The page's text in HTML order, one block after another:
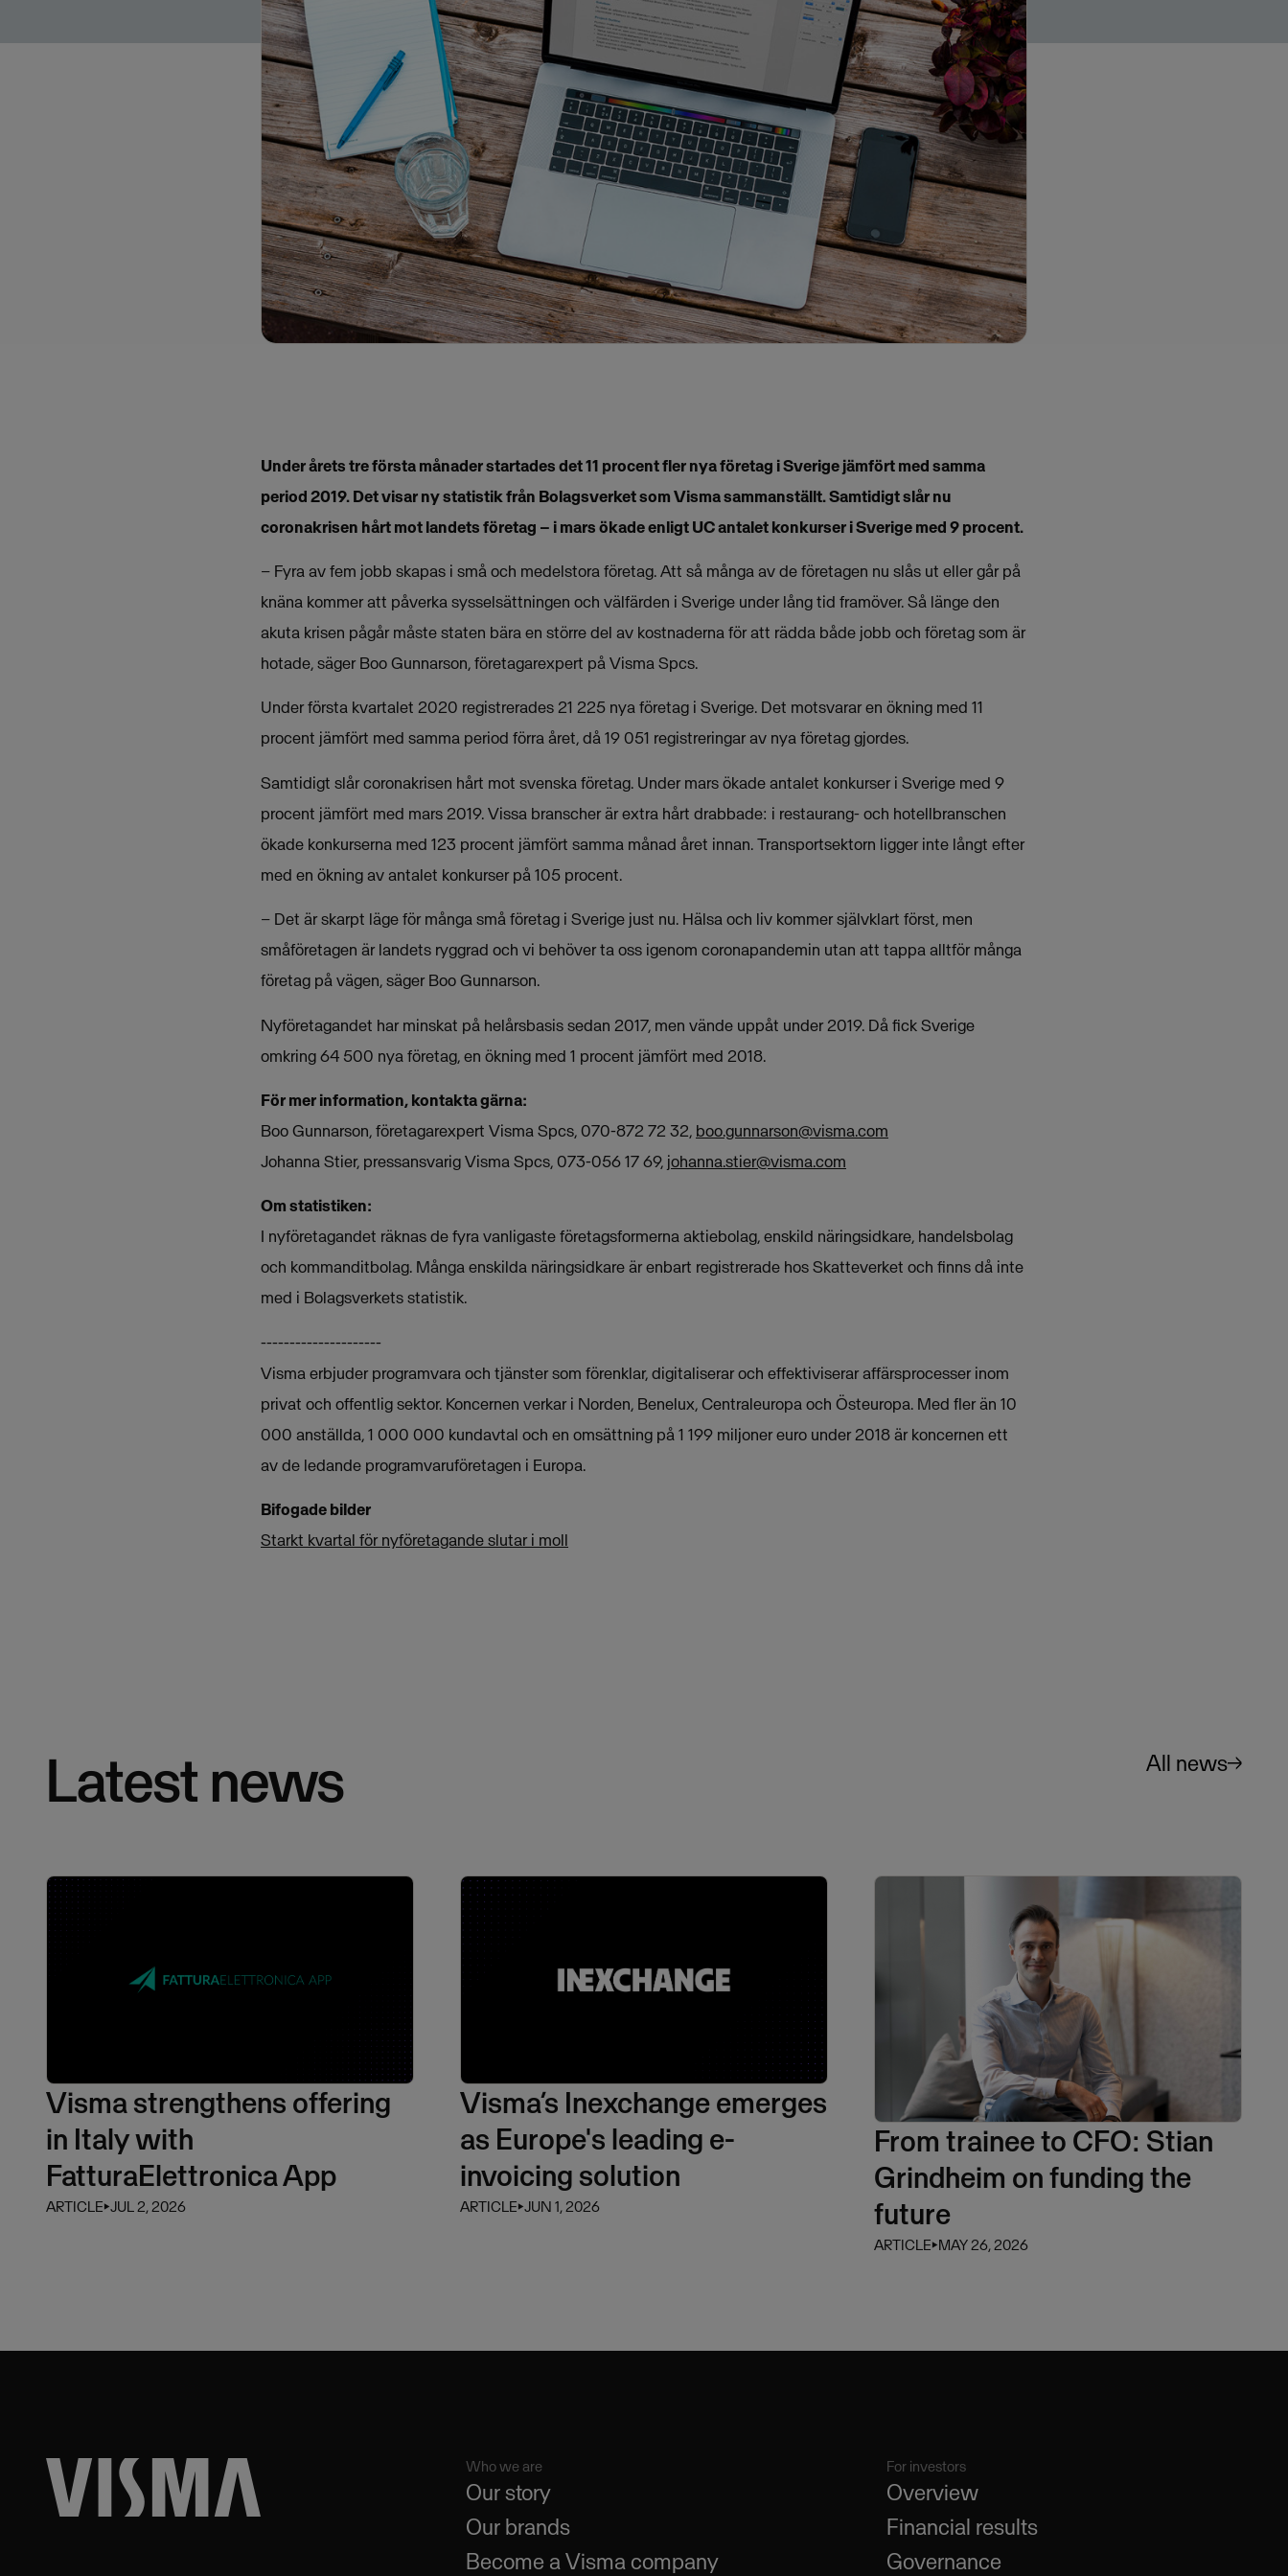
Under årets tre första månader startades det 11 procent fler nya företag i Sverige jämfört med samma
period 2019. Det visar ny statistik från Bolagsverket som Visma sammanställt. Samtidigt slår nu
coronakrisen hårt mot landets företag ­– i mars ökade enligt UC antalet konkurser i Sverige med 9 procent.
– Fyra av fem jobb skapas i små och medelstora företag. Att så många av de företagen nu slås ut eller går på
knäna kommer att påverka sysselsättningen och välfärden i Sverige under lång tid framöver. Så länge den
akuta krisen pågår måste staten bära en större del av kostnaderna för att rädda både jobb och företag som är
hotade, säger Boo Gunnarson, företagarexpert på Visma Spcs.
Under första kvartalet 2020 registrerades 21 225 nya företag i Sverige. Det motsvarar en ökning med 11
procent jämfört med samma period förra året, då 19 051 registreringar av nya företag gjordes.
Samtidigt slår coronakrisen hårt mot svenska företag. Under mars ökade antalet konkurser i Sverige med 9
procent jämfört med mars 2019. Vissa branscher är extra hårt drabbade: i restaurang- och hotellbranschen
ökade konkurserna med 123 procent jämfört samma månad året innan. Transportsektorn ligger inte långt efter
med en ökning av antalet konkurser på 105 procent.
– Det är skarpt läge för många små företag i Sverige just nu. Hälsa och liv kommer självklart först, men
småföretagen är landets ryggrad och vi behöver ta oss igenom coronapandemin utan att tappa alltför många
företag på vägen, säger Boo Gunnarson.
Nyföretagandet har minskat på helårsbasis sedan 2017, men vände uppåt under 2019. Då fick Sverige
omkring 64 500 nya företag, en ökning med 1 procent jämfört med 2018.
För mer information, kontakta gärna:
Boo Gunnarson, företagarexpert Visma Spcs, 070-872 72 32, boo.gunnarson@visma.com
Johanna Stier, pressansvarig Visma Spcs, 073-056 17 69, johanna.stier@visma.com
Om statistiken:
I nyföretagandet räknas de fyra vanligaste företagsformerna aktiebolag, enskild näringsidkare, handelsbolag
och kommanditbolag. Många enskilda näringsidkare är enbart registrerade hos Skatteverket och finns då inte
med i Bolagsverkets statistik.
---------------------
Visma erbjuder programvara och tjänster som förenklar, digitaliserar och effektiviserar affärsprocesser inom
privat och offentlig sektor. Koncernen verkar i Norden, Benelux, Centraleuropa och Östeuropa. Med fler än 10
000 anställda, 1 000 000 kundavtal och en omsättning på 1 199 miljoner euro under 2018 är koncernen ett
av de ledande programvaruföretagen i Europa.
Bifogade bilder
Starkt kvartal för nyföretagande slutar i moll
Latest news All news
Visma strengthens offering
in Italy with
FatturaElettronica App
ARTICLE⏵JUL 2, 2026
Visma’s Inexchange emerges
as Europe's leading e-
invoicing solution
ARTICLE⏵JUN 1, 2026
From trainee to CFO: Stian
Grindheim on funding the
future
ARTICLE⏵MAY 26, 2026
Who we are
Our story
Our brands
Become a Visma company
For investors
Overview
Financial results
Governance